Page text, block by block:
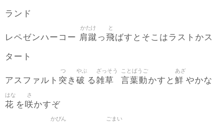
ランド
レペゼンハーコー 肩蹴
かたけ
っ飛
と
ばすとそこはラストかス
タート
アスファルト 突
つ
き 破
やぶ
る雑草
ざっそう
言葉動
ことばうご
かすと 鮮
あざ
やかな
花
はな
を咲
さ
かすぞ
かびん ごまい